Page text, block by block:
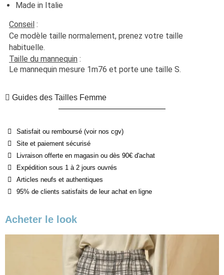
Made in Italie
Conseil :
Ce modèle taille normalement, prenez votre taille
habituelle.
Taille du mannequin :
Le mannequin mesure 1m76 et porte une taille S.
Guides des Tailles Femme
Satisfait ou remboursé (voir nos cgv)
Site et paiement sécurisé
Livraison offerte en magasin ou dès 90€ d'achat
Expédition sous 1 à 2 jours ouvrés
Articles neufs et authentiques
95% de clients satisfaits de leur achat en ligne
Acheter le look